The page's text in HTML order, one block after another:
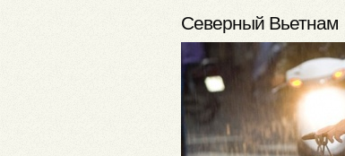
Северный Вьетнам